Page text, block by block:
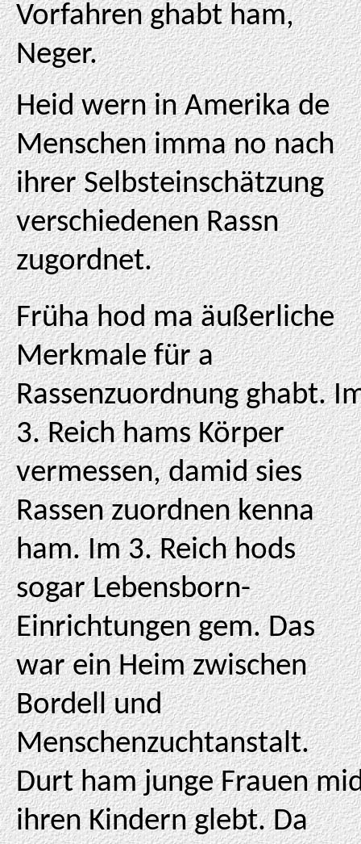
Vorfahren ghabt ham,
Neger.
Heid wern in Amerika de
Menschen imma no nach
ihrer Selbsteinschätzung
verschiedenen Rassn
zugordnet.
Früha hod ma äußerliche
Merkmale für a
Rassenzuordnung ghabt.
3. Reich hams Körper
vermessen, damid sies
Rassen zuordnen kenna
ham. Im 3. Reich hods
sogar Lebensborn-
Einrichtungen gem. Das
war ein Heim zwischen
Bordell und
Menschenzuchtanstalt.
Durt ham junge Frauen
ihren Kindern glebt. Da